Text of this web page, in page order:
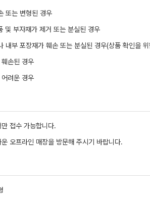
또는 변형된 경우
및 부자재가 제거 또는 분실된 경우
내부 포장재가 훼손 또는 분실된 경우(상품 확인을
손된 경우
려운 경우
접수 가능합니다.
오프라인 매장을 방문해 주시기 바랍니다.